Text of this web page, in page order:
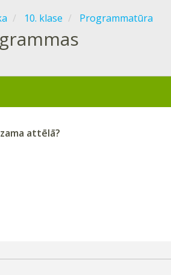
10. klase Programmatūra
attēlā?